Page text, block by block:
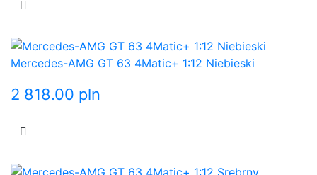
Mercedes-AMG GT 63 4Matic+ 1:12 Niebieski
2 818.00 pln